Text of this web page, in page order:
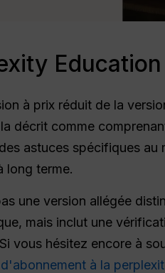
Education
à prix réduit de la
décrit comme
astuces spécifiques au
long terme.
une version allégée
mais inclut une
vous hésitez encore à
à la